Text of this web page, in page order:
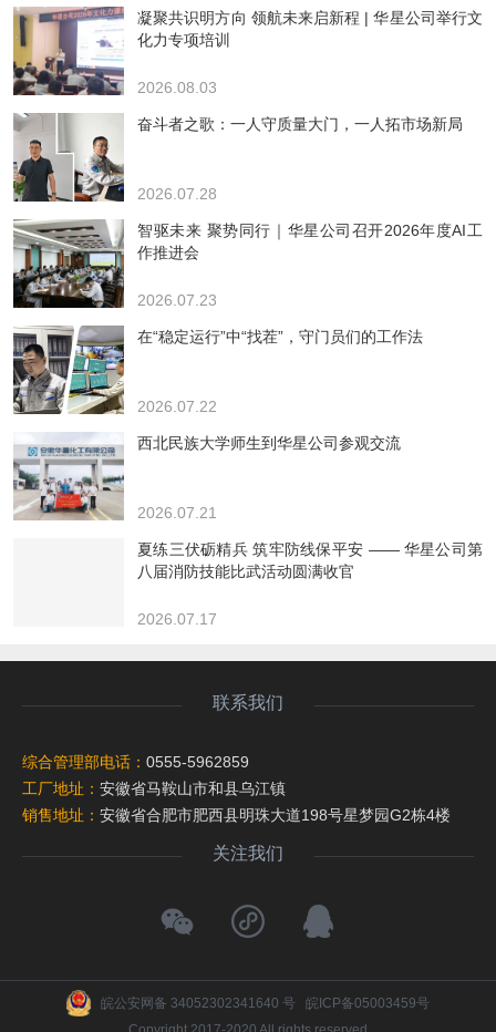
凝聚共识明方向 领航未来启新程 | 华星公司举行文
化力专项培训
2026.08.03
奋斗者之歌：一人守质量大门，一人拓市场新局
2026.07.28
智驱未来 聚势同行｜华星公司召开2026年度AI工
作推进会
2026.07.23
在“稳定运行”中“找茬”，守门员们的工作法
2026.07.22
西北民族大学师生到华星公司参观交流
2026.07.21
夏练三伏砺精兵 筑牢防线保平安 —— 华星公司第
八届消防技能比武活动圆满收官
2026.07.17
联系我们
综合管理部电话： 0555-5962859
工厂地址： 安徽省马鞍山市和县乌江镇
销售地址： 安徽省合肥市肥西县明珠大道198号星梦园G2栋4楼
关注我们
皖公安网备 34052302341640 号
皖ICP备05003459号